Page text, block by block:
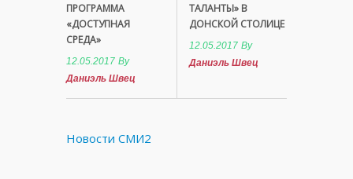
ПРОГРАММА
«ДОСТУПНАЯ
СРЕДА»
12.05.2017 By
Даниэль Швец
ТАЛАНТЫ» В
ДОНСКОЙ СТОЛИЦЕ
12.05.2017 By
Даниэль Швец
Новости СМИ2